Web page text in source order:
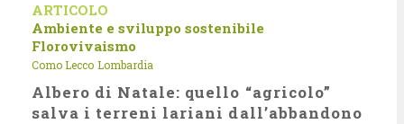
ARTICOLO
Ambiente e sviluppo sostenibile
Florovivaismo
Como Lecco Lombardia
Albero di Natale: quello “agricolo”
salva i terreni lariani dall’abbandono